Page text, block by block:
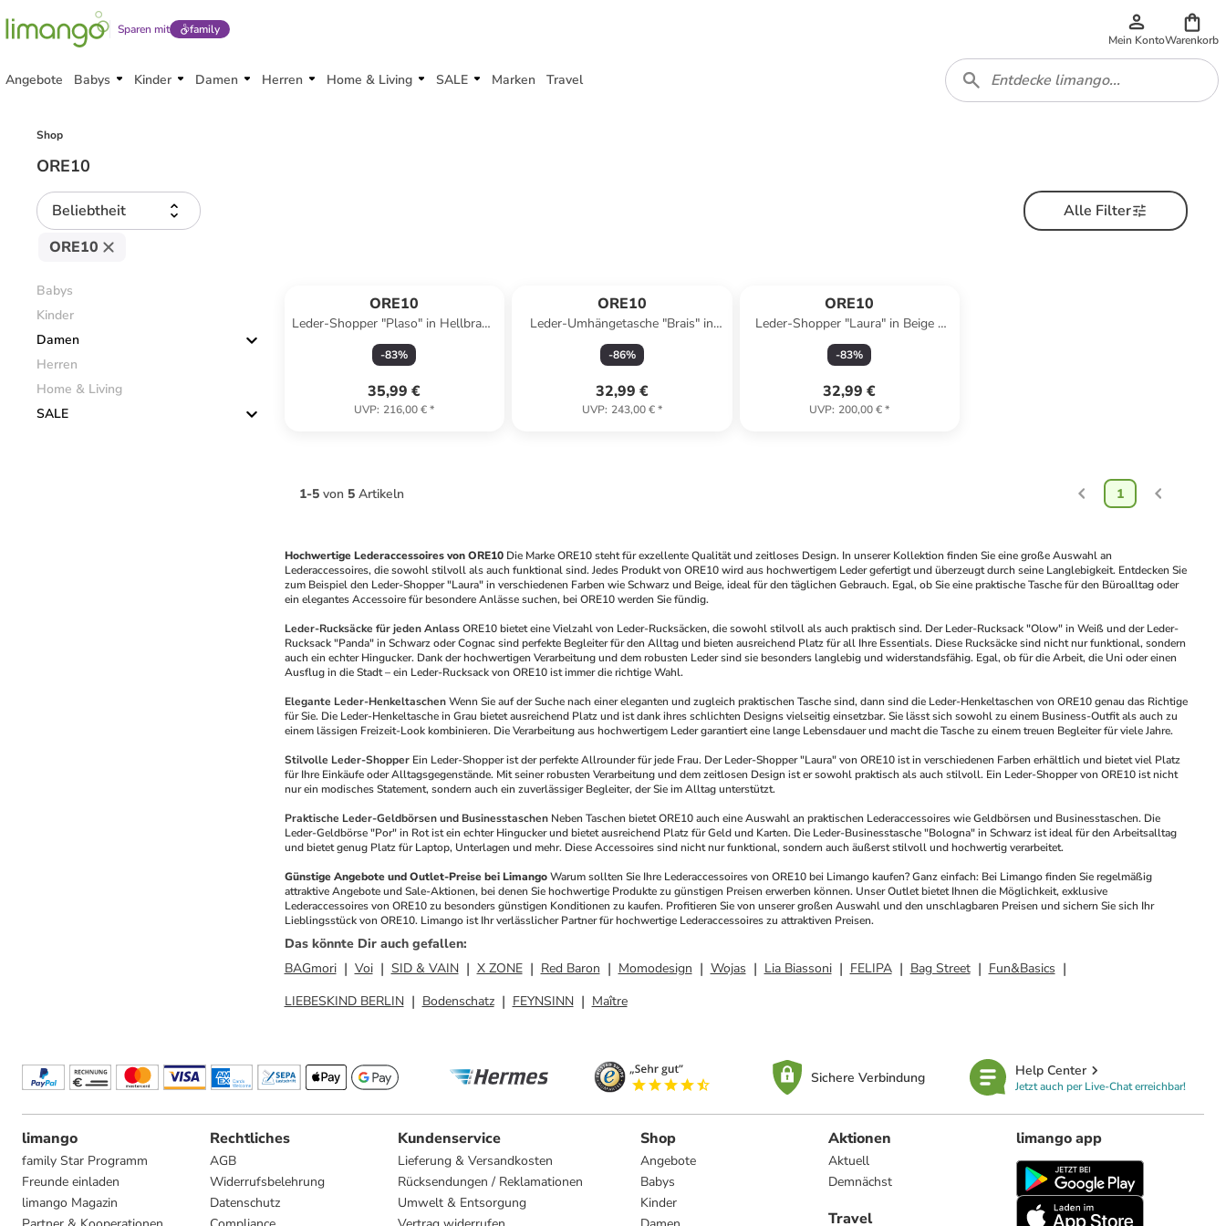
Sparen mit family
Mein KontoWarenkorb
Angebote Babys Kinder Damen Herren Home & Living SALE Marken Travel
Shop
ORE10
Beliebtheit
Alle Filter
ORE10
Babys
Kinder
Damen
Herren
Home & Living
SALE
ORE10
Leder-Shopper "Plaso" in Hellbraun
- (B)41 x (H)28 x (T)7 cm
-83%
35,99 €
UVP: 216,00 €*
ORE10
Leder-Umhängetasche "Brais" in
Schwarz - (B)26 x (H)17 x (T)8 cm
-86%
32,99 €
UVP: 243,00 €*
ORE10
Leder-Shopper "Laura" in Beige -
(B)38 x (H)41 x (T)20 cm
-83%
32,99 €
UVP: 200,00 €*
1-5 von 5 Artikeln 1
Hochwertige Lederaccessoires von ORE10 Die Marke ORE10 steht für exzellente Qualität und zeitloses Design. In unserer Kollektion finden Sie eine große Auswahl an
Lederaccessoires, die sowohl stilvoll als auch funktional sind. Jedes Produkt von ORE10 wird aus hochwertigem Leder gefertigt und überzeugt durch seine Langlebigkeit. Entdecken Sie
zum Beispiel den Leder-Shopper "Laura" in verschiedenen Farben wie Schwarz und Beige, ideal für den täglichen Gebrauch. Egal, ob Sie eine praktische Tasche für den Büroalltag oder
ein elegantes Accessoire für besondere Anlässe suchen, bei ORE10 werden Sie fündig.
Leder-Rucksäcke für jeden Anlass ORE10 bietet eine Vielzahl von Leder-Rucksäcken, die sowohl stilvoll als auch praktisch sind. Der Leder-Rucksack "Olow" in Weiß und der Leder-
Rucksack "Panda" in Schwarz oder Cognac sind perfekte Begleiter für den Alltag und bieten ausreichend Platz für all Ihre Essentials. Diese Rucksäcke sind nicht nur funktional, sondern
auch ein echter Hingucker. Dank der hochwertigen Verarbeitung und dem robusten Leder sind sie besonders langlebig und widerstandsfähig. Egal, ob für die Arbeit, die Uni oder einen
Ausflug in die Stadt – ein Leder-Rucksack von ORE10 ist immer die richtige Wahl.
Elegante Leder-Henkeltaschen Wenn Sie auf der Suche nach einer eleganten und zugleich praktischen Tasche sind, dann sind die Leder-Henkeltaschen von ORE10 genau das Richtige
für Sie. Die Leder-Henkeltasche in Grau bietet ausreichend Platz und ist dank ihres schlichten Designs vielseitig einsetzbar. Sie lässt sich sowohl zu einem Business-Outfit als auch zu
einem lässigen Freizeit-Look kombinieren. Die Verarbeitung aus hochwertigem Leder garantiert eine lange Lebensdauer und macht die Tasche zu einem treuen Begleiter für viele Jahre.
Stilvolle Leder-Shopper Ein Leder-Shopper ist der perfekte Allrounder für jede Frau. Der Leder-Shopper "Laura" von ORE10 ist in verschiedenen Farben erhältlich und bietet viel Platz
für Ihre Einkäufe oder Alltagsgegenstände. Mit seiner robusten Verarbeitung und dem zeitlosen Design ist er sowohl praktisch als auch stilvoll. Ein Leder-Shopper von ORE10 ist nicht
nur ein modisches Statement, sondern auch ein zuverlässiger Begleiter, der Sie im Alltag unterstützt.
Praktische Leder-Geldbörsen und Businesstaschen Neben Taschen bietet ORE10 auch eine Auswahl an praktischen Lederaccessoires wie Geldbörsen und Businesstaschen. Die
Leder-Geldbörse "Por" in Rot ist ein echter Hingucker und bietet ausreichend Platz für Geld und Karten. Die Leder-Businesstasche "Bologna" in Schwarz ist ideal für den Arbeitsalltag
und bietet genug Platz für Laptop, Unterlagen und mehr. Diese Accessoires sind nicht nur funktional, sondern auch äußerst stilvoll und hochwertig verarbeitet.
Günstige Angebote und Outlet-Preise bei Limango Warum sollten Sie Ihre Lederaccessoires von ORE10 bei Limango kaufen? Ganz einfach: Bei Limango finden Sie regelmäßig
attraktive Angebote und Sale-Aktionen, bei denen Sie hochwertige Produkte zu günstigen Preisen erwerben können. Unser Outlet bietet Ihnen die Möglichkeit, exklusive
Lederaccessoires von ORE10 zu besonders günstigen Konditionen zu kaufen. Profitieren Sie von unserer großen Auswahl und den unschlagbaren Preisen und sichern Sie sich Ihr
Lieblingsstück von ORE10. Limango ist Ihr verlässlicher Partner für hochwertige Lederaccessoires zu attraktiven Preisen.
Das könnte Dir auch gefallen:
BAGmori
Voi SID & VAIN X ZONE Red Baron Momodesign Wojas Lia Biassoni FELIPA Bag Street
Fun&Basics
LIEBESKIND BERLIN
Bodenschatz FEYNSINN Maître
Sichere Verbindung Help Center
Jetzt auch per Live-Chat erreichbar!
limango
family Star Programm
Freunde einladen
limango Magazin
Rechtliches
AGB
Widerrufsbelehrung
Datenschutz
Kundenservice
Lieferung & Versandkosten
Rücksendungen / Reklamationen
Umwelt & Entsorgung
Shop
Angebote
Babys
Kinder
Aktionen
Aktuell
Demnächst
Travel
limango app